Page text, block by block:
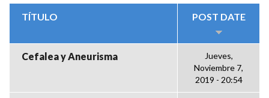
TÍTULO POST DATE
Cefalea y Aneurisma
Jueves,
Noviembre 7,
2019 - 20:54